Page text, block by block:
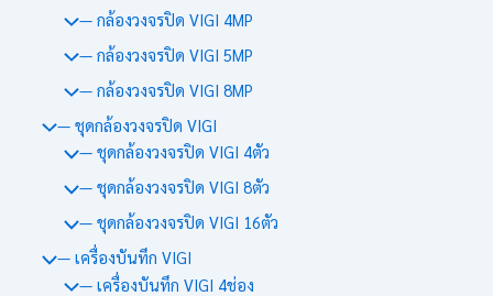
— กล้องวงจรปิด VIGI 4MP
— กล้องวงจรปิด VIGI 5MP
— กล้องวงจรปิด VIGI 8MP
— ชุดกล้องวงจรปิด VIGI
— ชุดกล้องวงจรปิด VIGI 4ตัว
— ชุดกล้องวงจรปิด VIGI 8ตัว
— ชุดกล้องวงจรปิด VIGI 16ตัว
— เครื่องบันทึก VIGI
— เครื่องบันทึก VIGI 4ช่อง